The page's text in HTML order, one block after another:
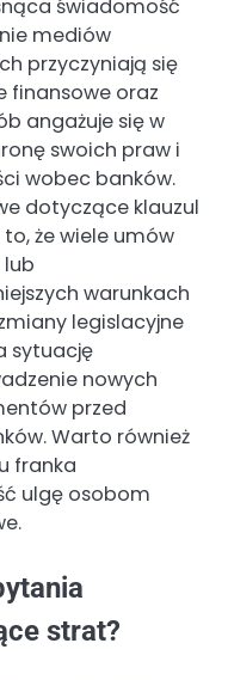
świadomość
mediów
przyczyniają się
finansowe oraz
angażuje się w
swoich praw i
wobec banków.
dotyczące klauzul
że wiele umów
warunkach
legislacyjne
sytuację
nowych
przed
Warto również
franka
ulgę osobom
strat?